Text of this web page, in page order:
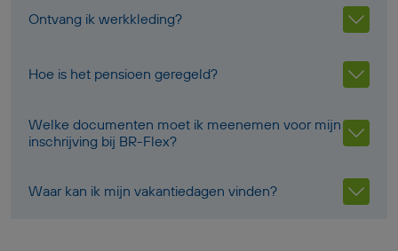
Ontvang ik werkkleding?
Hoe is het pensioen geregeld?
Welke documenten moet ik meenemen voor mijn
inschrijving bij BR-Flex?
Waar kan ik mijn vakantiedagen vinden?